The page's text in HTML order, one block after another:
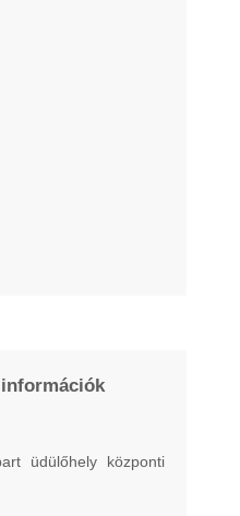
üdülőhely központi